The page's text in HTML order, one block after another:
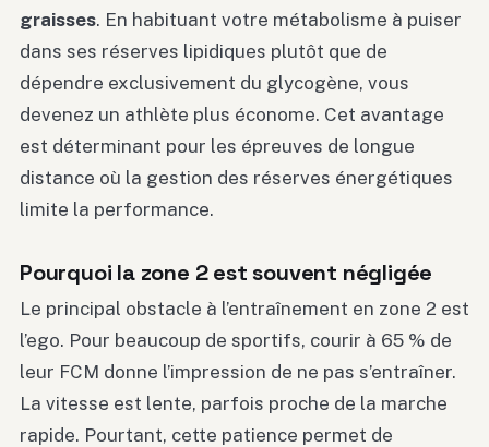
graisses. En habituant votre métabolisme à puiser
dans ses réserves lipidiques plutôt que de
dépendre exclusivement du glycogène, vous
devenez un athlète plus économe. Cet avantage
est déterminant pour les épreuves de longue
distance où la gestion des réserves énergétiques
limite la performance.
Pourquoi la zone 2 est souvent négligée
Le principal obstacle à l’entraînement en zone 2 est
l’ego. Pour beaucoup de sportifs, courir à 65 % de
leur FCM donne l’impression de ne pas s’entraîner.
La vitesse est lente, parfois proche de la marche
rapide. Pourtant, cette patience permet de